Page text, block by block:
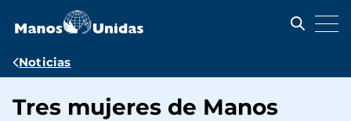
contenido
Ruta
navegación
Noticias
Tres mujeres de Manos